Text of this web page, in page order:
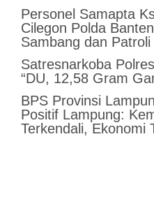
Personel Samapta
Cilegon Polda
Sambang dan Patroli
Satresnarkoba
“DU, 12,58 Gram
BPS Provinsi
Positif Lampung:
Terkendali, Ekonomi